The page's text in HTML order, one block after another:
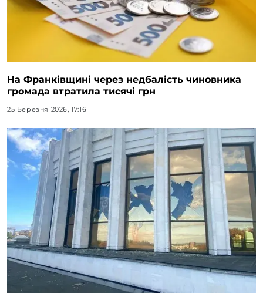
На Франківщині через недбалість чиновника
громада втратила тисячі грн
25 Березня 2026, 17:16